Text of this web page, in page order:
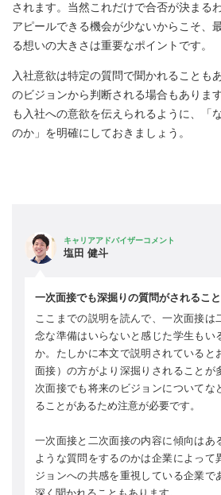
されます。当然これだけで合否が決まる
アピールできる機会が少ないからこそ、
る想いの大きさは重要なポイントです。
入社意欲は特定の質問で聞かれることも
のビジョンから判断される場合もありま
も入社への意欲を伝えられるように、「
のか」を明確にしておきましょう。
キャリアアドバイザーコメント
塩田 健斗
一次面接でも深掘りの質問がされるこ
ここまでの説明を読んで、一次面接は
念な準備はいらないと感じた学生もい
か。たしかに本文で説明されていると
面接）の方がより深掘りされることが
次面接でも将来のビジョンについてな
ることがあるため注意が必要です。
一次面接と二次面接の内容に傾向はあ
ような質問をするのかは企業によって
ジョンへの共感を重視している企業で